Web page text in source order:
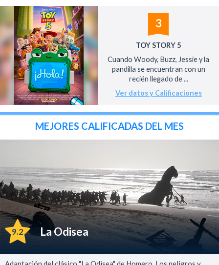
3
TOY STORY 5
Cuando Woody, Buzz, Jessie y la
pandilla se encuentran con un
recién llegado de ...
Ver datos y Calificaciones
MEJORES CALIFICADAS DEL MES
9.2 La Odisea